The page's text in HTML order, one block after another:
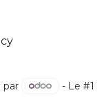
par - Le #1